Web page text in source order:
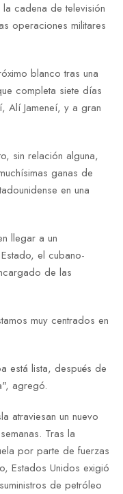
cadena de televisión
operaciones militares
blanco tras una
completa siete días
Alí Jameneí, y a gran
sin relación alguna,
ganas de
en una
llegar a un
el cubano-
de las
muy centrados en
está lista, después de
agregó.
atraviesan un nuevo
Tras la
por parte de fuerzas
Estados Unidos exigió
de petróleo